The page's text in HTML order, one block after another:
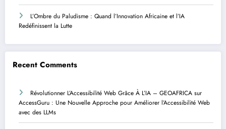
L’Ombre du Paludisme : Quand l’Innovation Africaine et l’IA
Redéfinissent la Lutte
Recent Comments
Révolutionner L’Accessibilité Web Grâce À L’IA – GEOAFRICA sur
AccessGuru : Une Nouvelle Approche pour Améliorer l’Accessibilité Web
avec des LLMs